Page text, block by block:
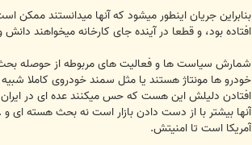
بنابراین جریان اینطور میشود که آنها میدانستند ممکن
افتاده بود، و قطعا در آینده جای کارخانه میخواهند
شمارش سیاست ها و فعالیت های مربوطه از حوصله بحث
خودرو ها مونتاژ هستند یا مثل سمند خودروی کاملا
افتادن دلیلش این هست که حس میکنند عده ای در
آنها بیشتر با از دست دادن بازار است نه بحث هسته
آمریکا است تا امنیتش.